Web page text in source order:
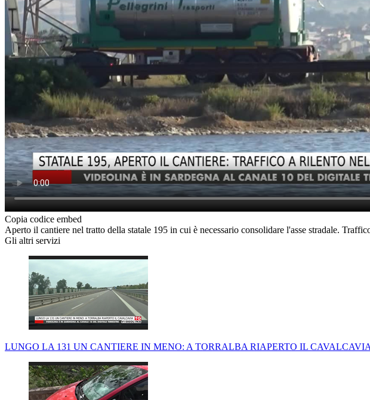
Copia codice embed
Aperto il cantiere nel tratto della statale 195 in cui è necessario consolidare l'asse stradale.
Gli altri servizi
LUNGO LA 131 UN CANTIERE IN MENO: A TORRALBA RIAPERTO IL CAVALCAVIA